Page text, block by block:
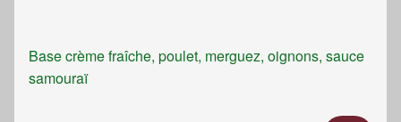
Base crème fraîche, poulet, merguez, oignons, sauce
samouraï